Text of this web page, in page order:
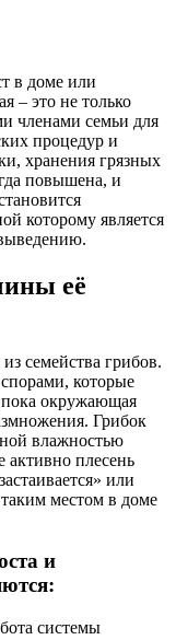
в доме или
– это не только
членами семьи для
процедур и
хранения грязных
повышена, и
которому является
её
семейства грибов.
которые
пока окружающая
Грибок
влажностью
активно плесень
или
местом в доме
и
системы